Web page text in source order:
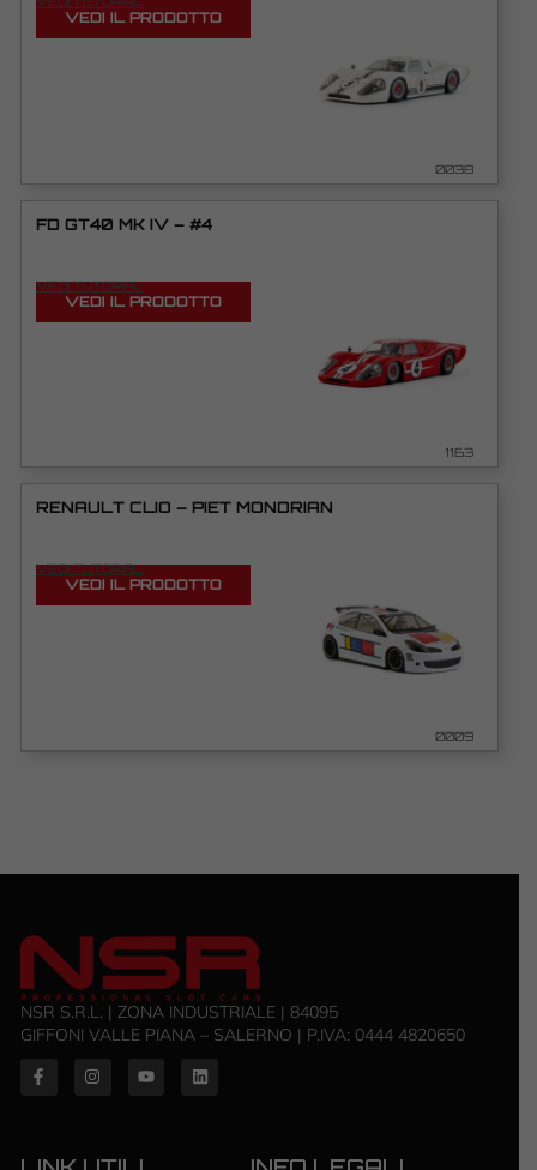
VEDI IL PRODOTTO
0038
FD GT40 MK IV – #4
VEDI TUTORIAL
VEDI IL PRODOTTO
1163
RENAULT CLIO – PIET MONDRIAN
VEDI TUTORIAL
VEDI IL PRODOTTO
0009
NSR S.R.L. | ZONA INDUSTRIALE | 84095
GIFFONI VALLE PIANA – SALERNO | P.IVA: ‭0444 4820650‬